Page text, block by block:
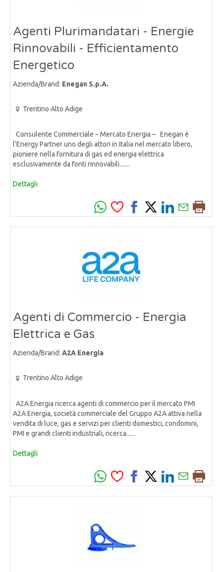
Agenti Plurimandatari - Energie
Rinnovabili - Efficientamento
Energetico
Azienda/Brand: Enegan S.p.A.
Trentino Alto Adige
Consulente Commerciale – Mercato Energia – Enegan è
l'Energy Partner uno degli attori in Italia nel mercato libero,
pioniere nella fornitura di gas ed energia elettrica
esclusivamente da fonti rinnovabili.......
Dettagli
Agenti di Commercio - Energia
Elettrica e Gas
Azienda/Brand: A2A Energia
Trentino Alto Adige
A2A Energia ricerca agenti di commercio per il mercato PMI
A2A Energia, società commerciale del Gruppo A2A attiva nella
vendita di luce, gas e servizi per clienti domestici, condomini,
PMI e grandi clienti industriali, ricerca......
Dettagli